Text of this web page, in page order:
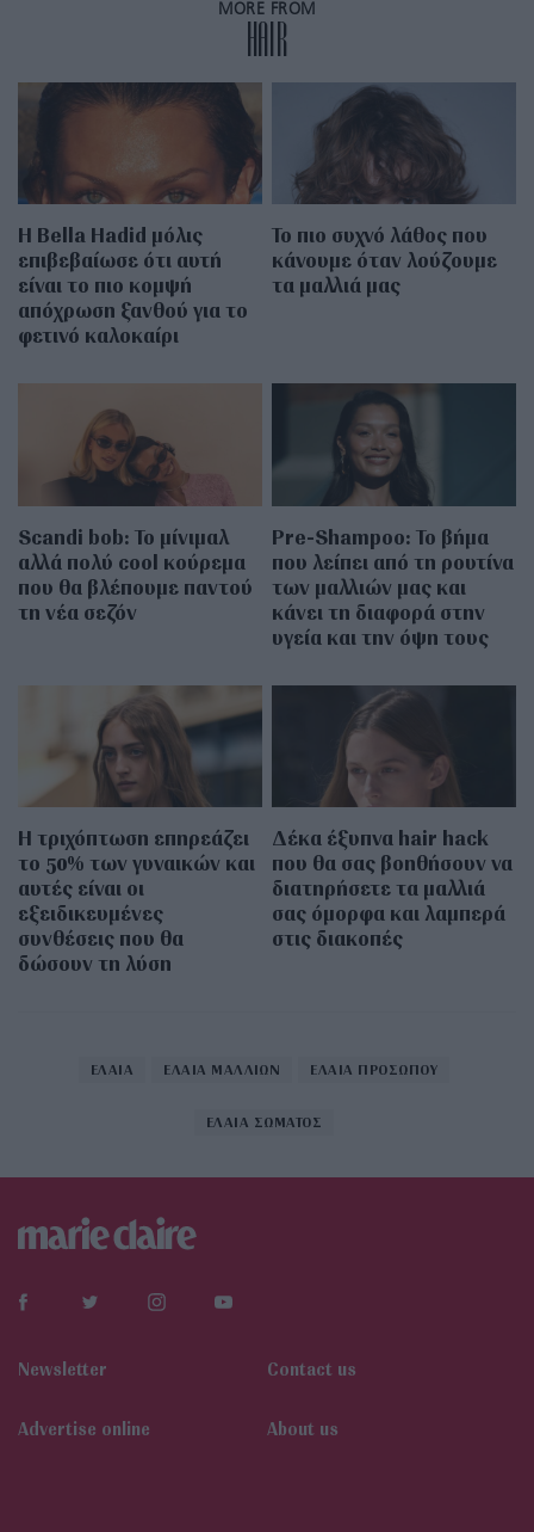
MORE FROM
HAIR
Η Bella Hadid μόλις
επιβεβαίωσε ότι αυτή
είναι το πιο κομψή
απόχρωση ξανθού για το
φετινό καλοκαίρι
Το πιο συχνό λάθος που
κάνουμε όταν λούζουμε
τα μαλλιά μας
Scandi bob: Το μίνιμαλ
αλλά πολύ cool κούρεμα
που θα βλέπουμε παντού
τη νέα σεζόν
Pre-Shampoo: Το βήμα
που λείπει από τη ρουτίνα
των μαλλιών μας και
κάνει τη διαφορά στην
υγεία και την όψη τους
Η τριχόπτωση επηρεάζει
το 50% των γυναικών και
αυτές είναι οι
εξειδικευμένες
συνθέσεις που θα
δώσουν τη λύση
Δέκα έξυπνα hair hack
που θα σας βοηθήσουν να
διατηρήσετε τα μαλλιά
σας όμορφα και λαμπερά
στις διακοπές
ΕΛΑΙΑ ΕΛΑΙΑ ΜΑΛΛΙΩΝ ΕΛΑΙΑ ΠΡΟΣΩΠΟΥ
ΕΛΑΙΑ ΣΩΜΑΤΟΣ
Newsletter Contact us
Αdvertise online About us